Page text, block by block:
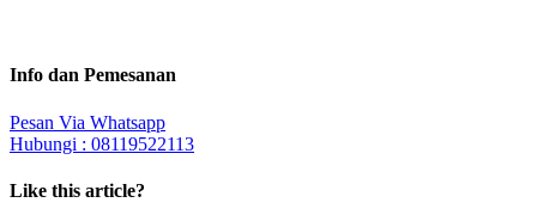
Info dan Pemesanan
Pesan Via Whatsapp
Hubungi : 08119522113
Like this article?